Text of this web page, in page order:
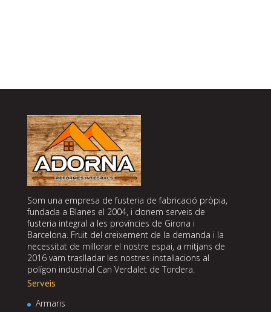
Som una empresa de fusteria de fabricació pròpia,
fundada a Blanes el 2004, i donem serveis de
fusteria integral a les províncies de Girona i
Barcelona. Fruit del creixement de la demanda i la
necessitat de millorar el nostre espai, a mitjans de
2016 vam traslladar les nostres instal·lacions al
polígon industrial Can Verdalet de Tordera.
Serveis
Armaris